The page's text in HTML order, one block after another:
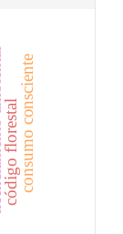
código florestalconsumo consciente